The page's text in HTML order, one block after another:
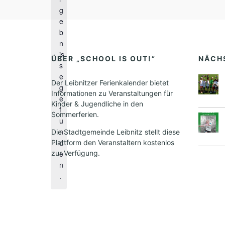
H
i
n
w
e
i
s
g
e
b
n
is
s
e
g
e
f
u
n
d
e
n
.
ÜBER „SCHOOL IS OUT!“
Der Leibnitzer Ferienkalender bietet
Informationen zu Veranstaltungen für
Kinder & Jugendliche in den
Sommerferien.
Die Stadtgemeinde Leibnitz stellt diese
Plattform den Veranstaltern kostenlos
zur Verfügung.